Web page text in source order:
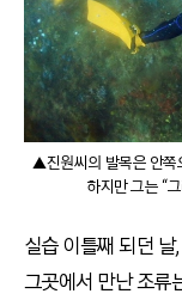
▲진원씨의 발목은 안쪽
하지만 그는 “
실습 이틀째 되던
그곳에서 만난 조류